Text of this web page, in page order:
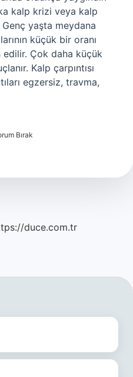
kalp krizi veya kalp
yaşta meydana
küçük bir oranı
Çok daha küçük
Kalp çarpıntısı
egzersiz, travma,
Bırak
duce.com.tr